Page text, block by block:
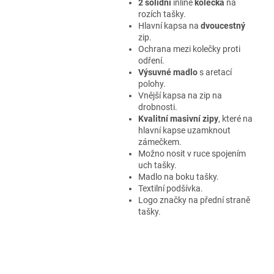
2 solidní inline kolečka na
rozích tašky.
Hlavní kapsa na dvoucestný
zip.
Ochrana mezi kolečky proti
odření.
Výsuvné madlo s aretací
polohy.
Vnější kapsa na zip na
drobnosti.
Kvalitní masivní zipy, které na
hlavní kapse uzamknout
zámečkem.
Možno nosit v ruce spojením
uch tašky.
Madlo na boku tašky.
Textilní podšívka.
Logo značky na přední straně
tašky.